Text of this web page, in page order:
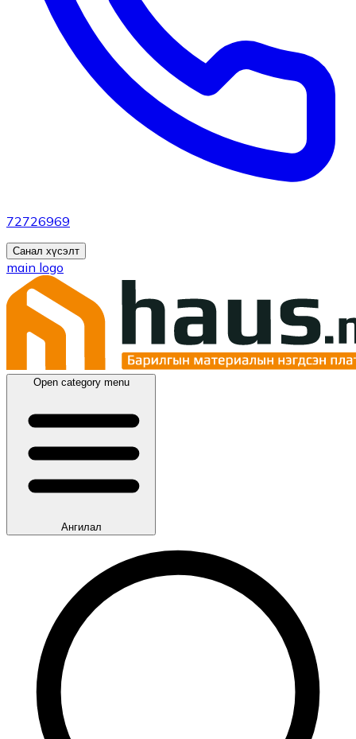
72726969
Санал хүсэлт
main logo
Open category menu
Ангилал